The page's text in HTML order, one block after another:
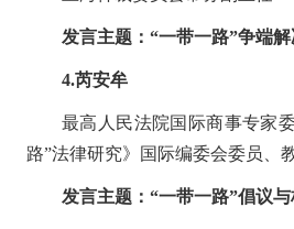
发言主题： “一带一路”争端
4.芮安牟
最高人民法院国际商事专家
路”法律研究》国际编委会委员、
发言主题： “一带一路”倡议